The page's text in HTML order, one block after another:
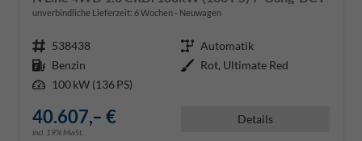
unverbindliche Lieferzeit: 6 Wochen Neuwagen
Fahrzeugnr. 538438 Getriebe Automatik
Kraftstoff Benzin Außenfarbe Rot, Ultimate Red
Leistung 100 kW (136 PS)
40.607,– €
incl. 19% MwSt.
Details